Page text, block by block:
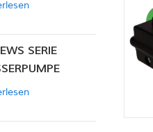
SERIE